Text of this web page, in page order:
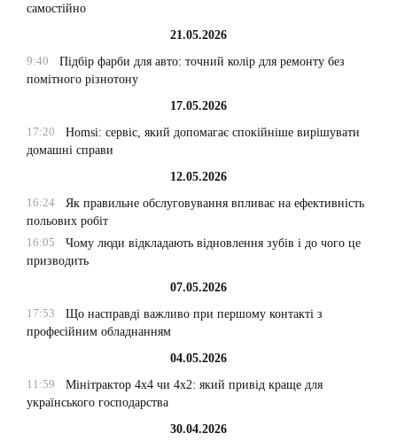
самостійно
21.05.2026
9:40
Підбір фарби для авто: точний колір для ремонту без
помітного різнотону
17.05.2026
17:20
Homsi: сервіс, який допомагає спокійніше вирішувати
домашні справи
12.05.2026
16:24
Як правильне обслуговування впливає на ефективність
польових робіт
16:05
Чому люди відкладають відновлення зубів і до чого це
призводить
07.05.2026
17:53
Що насправді важливо при першому контакті з
професійним обладнанням
04.05.2026
11:59
Мінітрактор 4х4 чи 4х2: який привід краще для
українського господарства
30.04.2026